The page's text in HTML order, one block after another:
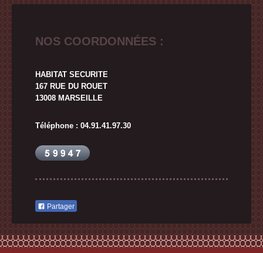
NOS COORDONNÉES :
HABITAT SECURITE
167 RUE DU ROUET
13008 MARSEILLE
Téléphone : 04.91.41.97.30
Partager